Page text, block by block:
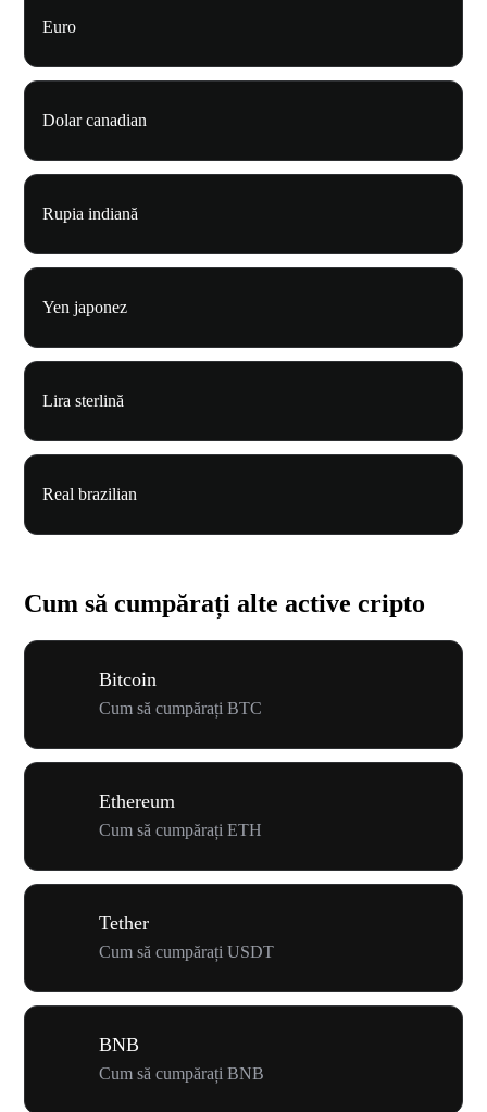
Euro
Dolar canadian
Rupia indiană
Yen japonez
Lira sterlină
Real brazilian
Cum să cumpărați alte active cripto
Bitcoin
Cum să cumpărați BTC
Ethereum
Cum să cumpărați ETH
Tether
Cum să cumpărați USDT
BNB
Cum să cumpărați BNB